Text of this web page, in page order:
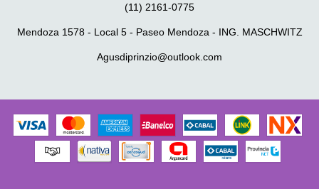
(11) 2161-0775
Mendoza 1578 - Local 5 - Paseo Mendoza - ING. MASCHWITZ
Agusdiprinzio@outlook.com